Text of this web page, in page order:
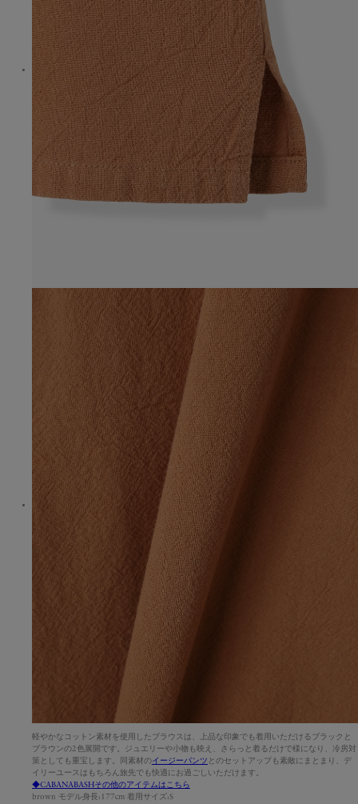
軽やかなコットン素材を使用したブラウスは、上品な印象でも着用いただけるブラックと
ブラウンの2色展開です。ジュエリーや小物も映え、さらっと着るだけで様になり、冷房対
策としても重宝します。同素材のイージーパンツ とのセットアップも素敵にまとまり、デ
イリーユースはもちろん旅先でも快適にお過ごしいただけます。
◆CABANABASHその他のアイテムはこちら
brown モデル身長:177cm 着用サイズ:S